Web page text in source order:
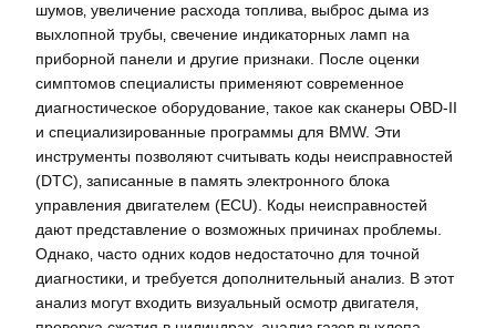
шумов‚ увеличение расхода топлива‚ выброс дыма из
выхлопной трубы‚ свечение индикаторных ламп на
приборной панели и другие признаки. После оценки
симптомов специалисты применяют современное
диагностическое оборудование‚ такое как сканеры OBD-II
и специализированные программы для BMW. Эти
инструменты позволяют считывать коды неисправностей
(DTC)‚ записанные в память электронного блока
управления двигателем (ECU). Коды неисправностей
дают представление о возможных причинах проблемы.
Однако‚ часто одних кодов недостаточно для точной
диагностики‚ и требуется дополнительный анализ. В этот
анализ могут входить визуальный осмотр двигателя‚